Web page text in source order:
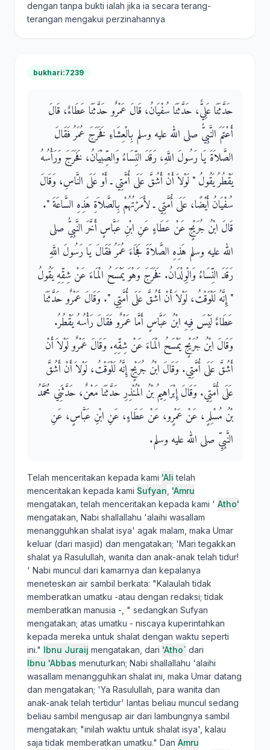
dengan tanpa bukti ialah jika ia secara terang-
terangan mengakui perzinahannya
bukhari:7239
حَدَّثَنَا عَلِيٌّ، حَدَّثَنَا سُفْيَانُ، قَالَ عَمْرٌو حَدَّثَنَا عَطَاءٌ، قَالَ
أَعْتَمَ النَّبِيُّ صلى الله عليه وسلم بِالْعِشَاءِ فَخَرَجَ عُمَرُ فَقَالَ
الصَّلاَةَ يَا رَسُولَ اللَّهِ، رَقَدَ النِّسَاءُ وَالصِّبْيَانُ، فَخَرَجَ وَرَأْسُهُ
يَقْطُرُ يَقُولُ ‏"‏ لَوْلاَ أَنْ أَشُقَّ عَلَى أُمَّتِي ـ أَوْ عَلَى النَّاسِ، وَقَالَ
سُفْيَانُ أَيْضًا، عَلَى أُمَّتِي ـ لأَمَرْتُهُمْ بِالصَّلاَةِ هَذِهِ السَّاعَةَ ‏"‏‏.‏
قَالَ ابْنُ جُرَيْجٍ عَنْ عَطَاءٍ عَنِ ابْنِ عَبَّاسٍ أَخَّرَ النَّبِيُّ صلى
الله عليه وسلم هَذِهِ الصَّلاَةَ فَجَاءَ عُمَرُ فَقَالَ يَا رَسُولَ اللَّهِ
رَقَدَ النِّسَاءُ وَالْوِلْدَانُ‏.‏ فَخَرَجَ وَهْوَ يَمْسَحُ الْمَاءَ عَنْ شِقِّهِ يَقُولُ
‏"‏ إِنَّهُ لَلْوَقْتُ، لَوْلاَ أَنْ أَشُقَّ عَلَى أُمَّتِي ‏"‏‏.‏ وَقَالَ عَمْرٌو حَدَّثَنَا
عَطَاءٌ لَيْسَ فِيهِ ابْنُ عَبَّاسٍ أَمَّا عَمْرٌو فَقَالَ رَأْسُهُ يَقْطُرُ‏.‏
وَقَالَ ابْنُ جُرَيْجٍ يَمْسَحُ الْمَاءَ عَنْ شِقِّهِ‏.‏ وَقَالَ عَمْرٌو لَوْلاَ أَنْ
أَشُقَّ عَلَى أُمَّتِي‏.‏ وَقَالَ ابْنُ جُرَيْجٍ إِنَّهُ لَلْوَقْتُ، لَوْلاَ أَنْ أَشُقَّ
عَلَى أُمَّتِي‏.‏ وَقَالَ إِبْرَاهِيمُ بْنُ الْمُنْذِرِ حَدَّثَنَا مَعْنٌ، حَدَّثَنِي مُحَمَّدُ
بْنُ مُسْلِمٍ، عَنْ عَمْرٍو، عَنْ عَطَاءٍ، عَنِ ابْنِ عَبَّاسٍ، عَنِ
النَّبِيِّ صلى الله عليه وسلم‏.‏
Telah menceritakan kepada kami 'Ali telah
menceritakan kepada kami Sufyan 'Amru
mengatakan, telah menceritakan kepada kami ' Atho'
mengatakan, Nabi shallallahu 'alaihi wasallam
menangguhkan shalat isya' agak malam, maka Umar
keluar (dari masjid) dan mengatakan; 'Mari tegakkan
shalat ya Rasulullah, wanita dan anak-anak telah tidur!
' Nabi muncul dari kamarnya dan kepalanya
meneteskan air sambil berkata: "Kalaulah tidak
memberatkan umatku -atau dengan redaksi; tidak
memberatkan manusia -, " sedangkan Sufyan
mengatakan; atas umatku - niscaya kuperintahkan
kepada mereka untuk shalat dengan waktu seperti
ini." Ibnu Juraij mengatakan, dari 'Atho` dari
Ibnu 'Abbas menuturkan; Nabi shallallahu 'alaihi
wasallam menangguhkan shalat ini, maka Umar datang
dan mengatakan; 'Ya Rasulullah, para wanita dan
anak-anak telah tertidur' lantas beliau muncul sedang
beliau sambil mengusap air dari lambungnya sambil
mengatakan; "inilah waktu untuk shalat isya', kalau
saja tidak memberatkan umatku." Dan Amru